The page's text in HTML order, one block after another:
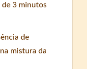
de 3 minutos
de
mistura da